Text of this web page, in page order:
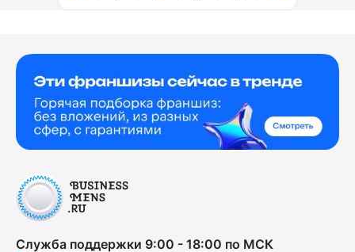
Служба поддержки 9:00 - 18:00 по МСК